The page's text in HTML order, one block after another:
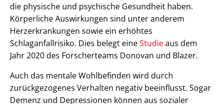
die physische und psychische Gesundheit haben.
Körperliche Auswirkungen sind unter anderem
Herzerkrankungen sowie ein erhöhtes
Schlaganfallrisiko. Dies belegt eineStudieaus dem
Jahr 2020 des Forscherteams Donovan und Blazer.
Auch das mentale Wohlbefinden wird durch
zurückgezogenes Verhalten negativ beeinflusst. Sogar
Demenz und Depressionen können aus sozialer